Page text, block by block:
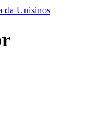
da Unisinos